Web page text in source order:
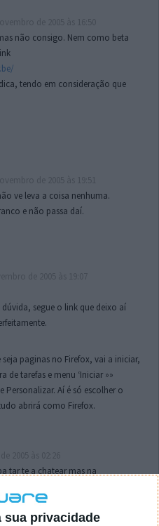
sua privacidade
não consigo. Nem como beta
tendo em consideração que
ve leva a coisa nenhuma.
e não passa daí.
segue o link que deixo aí
paginas no Firefox, vai a iniciar,
de tarefas e menu ‘Iniciar »»
Personalizar. Aí é só escolher o
abrirá como Firefox.
tar te a chatear mas na
predefenido
a comecar a desesperar, ate ja